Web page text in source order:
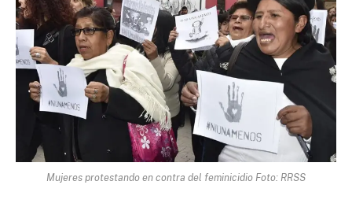
Mujeres protestando en contra del feminicidio Foto: RRSS